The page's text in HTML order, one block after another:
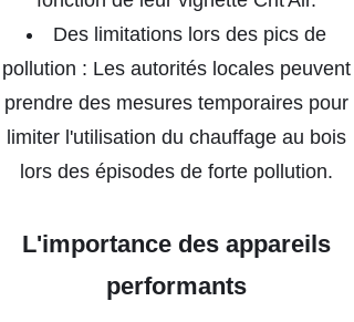
Des limitations lors des pics de
pollution : Les autorités locales peuvent
prendre des mesures temporaires pour
limiter l'utilisation du chauffage au bois
lors des épisodes de forte pollution.
L'importance des appareils
performants